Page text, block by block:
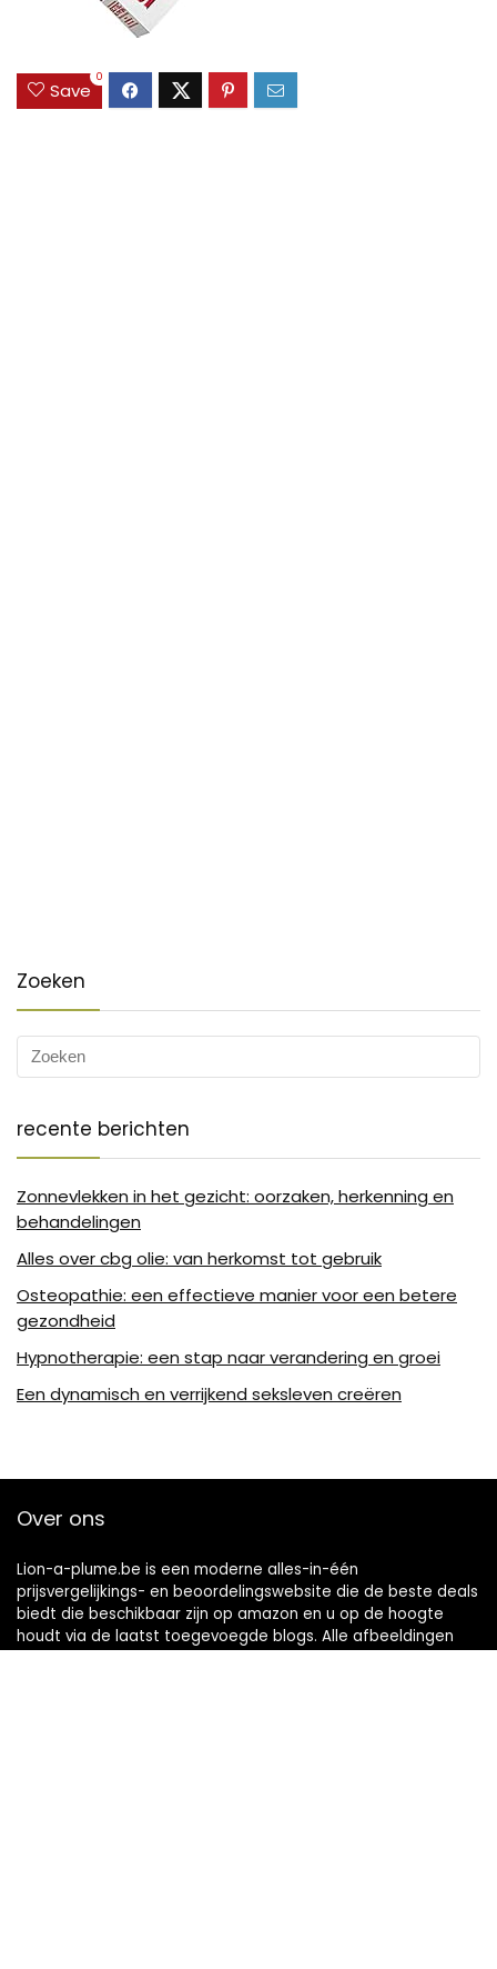
Save
0
Zoeken
recente berichten
Zonnevlekken in het gezicht: oorzaken, herkenning en
behandelingen
Alles over cbg olie: van herkomst tot gebruik
Osteopathie: een effectieve manier voor een betere
gezondheid
Hypnotherapie: een stap naar verandering en groei
Een dynamisch en verrijkend seksleven creëren
Over ons
Lion-a-plume.be is een moderne alles-in-één
prijsvergelijkings- en beoordelingswebsite die de beste deals
biedt die beschikbaar zijn op amazon en u op de hoogte
houdt via de laatst toegevoegde blogs. Alle afbeeldingen